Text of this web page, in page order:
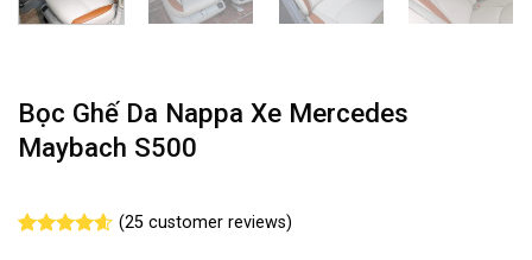
Bọc Ghế Da Nappa Xe Mercedes
Maybach S500
(25customer reviews)